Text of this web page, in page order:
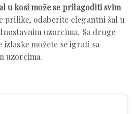
u kosi može se prilagoditi svim
prilike, odaberite elegantni šal u
uzorcima. Sa druge
izlaske možete se igrati sa
uzorcima.